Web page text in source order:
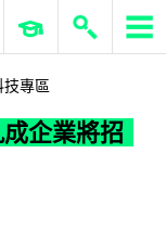
ERP 與商業 AI
專區
企業將招